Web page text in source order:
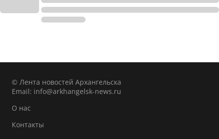
© Лента новостей Архангельска
Email: info@arkhangelsk-news.ru
О нас
Контакты